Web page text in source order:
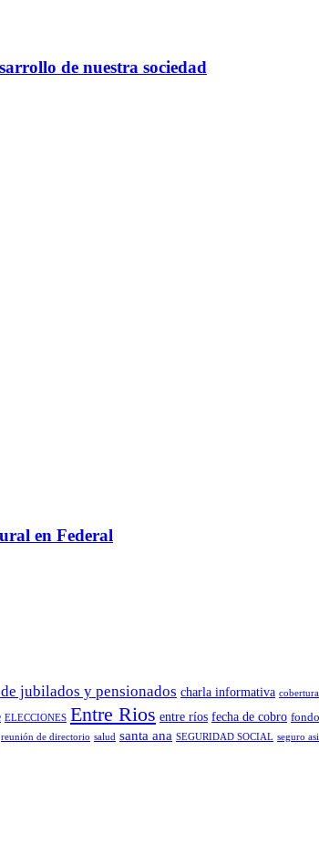
de nuestra sociedad
en Federal
jubilados y pensionados charla informativa cobertura
ELECCIONES Entre Rios entre ríos fecha de cobro
reunión de directorio salud santa ana SEGURIDAD SOCIAL seguro